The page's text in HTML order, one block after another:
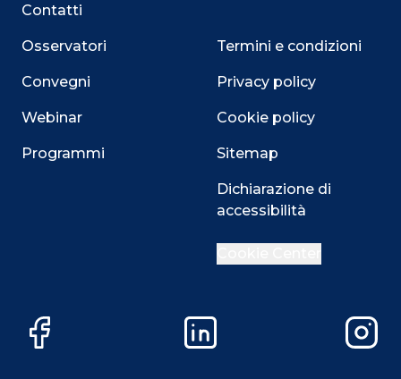
Contatti
Osservatori
Convegni
Webinar
Programmi
Termini e condizioni
Privacy policy
Cookie policy
Sitemap
Dichiarazione di
accessibilità
Facebook LinkedIn
Questo sito utilizza i cookie
Su questo sito web utilizziamo cookie tecnici necessari